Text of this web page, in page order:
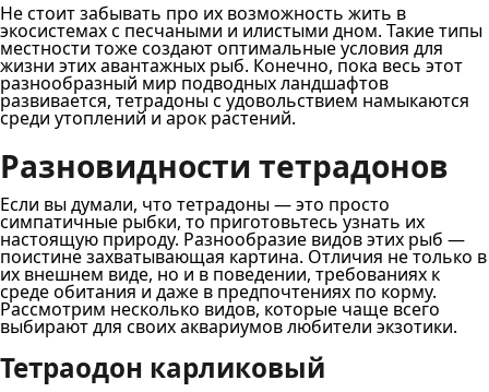
Не стоит забывать про их возможность жить в
экосистемах с песчаными и илистыми дном. Такие типы
местности тоже создают оптимальные условия для
жизни этих авантажных рыб. Конечно, пока весь этот
разнообразный мир подводных ландшафтов
развивается, тетрадоны с удовольствием намыкаются
среди утоплений и арок растений.
Разновидности тетрадонов
Если вы думали, что тетрадоны — это просто
симпатичные рыбки, то приготовьтесь узнать их
настоящую природу. Разнообразие видов этих рыб —
поистине захватывающая картина. Отличия не только в
их внешнем виде, но и в поведении, требованиях к
среде обитания и даже в предпочтениях по корму.
Рассмотрим несколько видов, которые чаще всего
выбирают для своих аквариумов любители экзотики.
Тетраодон карликовый